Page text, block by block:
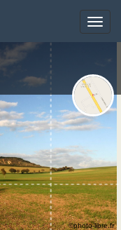
Toggle
©photo-libre.fr
Toggle